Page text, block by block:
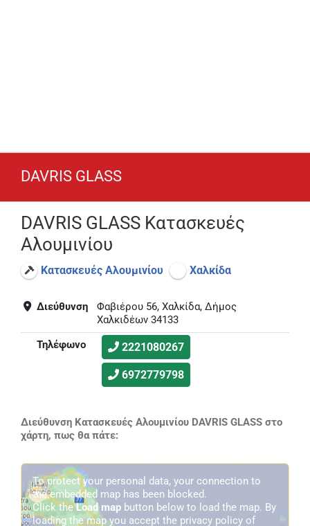
DAVRIS GLASS
DAVRIS GLASS Κατασκευές
Αλουμινίου
Κατασκευές Αλουμινίου Χαλκίδα
Διεύθυνση
Φαβιέρου 56, Χαλκίδα, Δήμος
Χαλκιδέων 34133
Τηλέφωνο
2221080267
6972779798
Διεύθυνση Κατασκευές Αλουμινίου DAVRIS GLASS στο
χάρτη, πως θα πάτε:
To protect your personal data, your connection to
the embedded map has been blocked.
Click theLoad map button below to load the map. By
loading the map you accept the privacy policy of